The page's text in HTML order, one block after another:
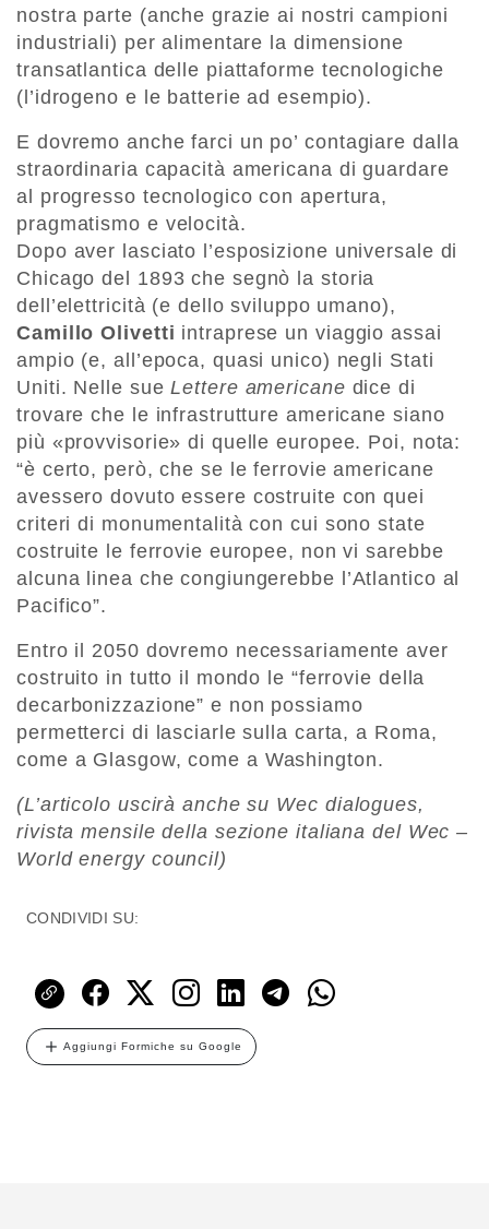
nostra parte (anche grazie ai nostri campioni
industriali) per alimentare la dimensione
transatlantica delle piattaforme tecnologiche
(l’idrogeno e le batterie ad esempio).
E dovremo anche farci un po’ contagiare dalla
straordinaria capacità americana di guardare
al progresso tecnologico con apertura,
pragmatismo e velocità.
Dopo aver lasciato l’esposizione universale di
Chicago del 1893 che segnò la storia
dell’elettricità (e dello sviluppo umano),
Camillo Olivetti intraprese un viaggio assai
ampio (e, all’epoca, quasi unico) negli Stati
Uniti. Nelle sueLettere americane dice di
trovare che le infrastrutture americane siano
più «provvisorie» di quelle europee. Poi, nota:
“è certo, però, che se le ferrovie americane
avessero dovuto essere costruite con quei
criteri di monumentalità con cui sono state
costruite le ferrovie europee, non vi sarebbe
alcuna linea che congiungerebbe l’Atlantico al
Pacifico”.
Entro il 2050 dovremo necessariamente aver
costruito in tutto il mondo le “ferrovie della
decarbonizzazione” e non possiamo
permetterci di lasciarle sulla carta, a Roma,
come a Glasgow, come a Washington.
(L’articolo uscirà anche su Wec dialogues,
rivista mensile della sezione italiana del Wec –
World energy council)
CONDIVIDI SU:
Aggiungi Formiche su Google